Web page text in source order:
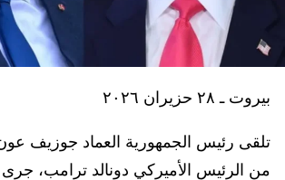
بيروت ـ ٢٨ حزيران ٢٠٢٦
​تلقى رئيس الجمهورية العماد جوزيف عون
من الرئيس الأميركي دونالد ترامب، جرى